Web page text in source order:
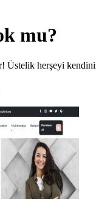
mu?
Üstelik herşeyi